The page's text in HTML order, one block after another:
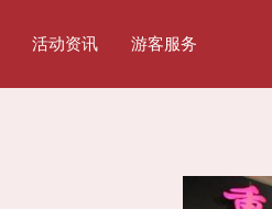
活动资讯 游客服务